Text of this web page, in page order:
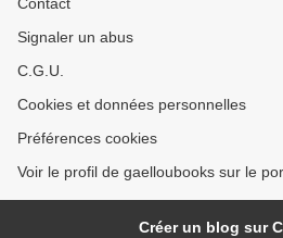
Signaler un abus
C.G.U.
Cookies et données personnelles
Préférences cookies
Voir le profil de gaelloubooks sur le
Créer un blog sur